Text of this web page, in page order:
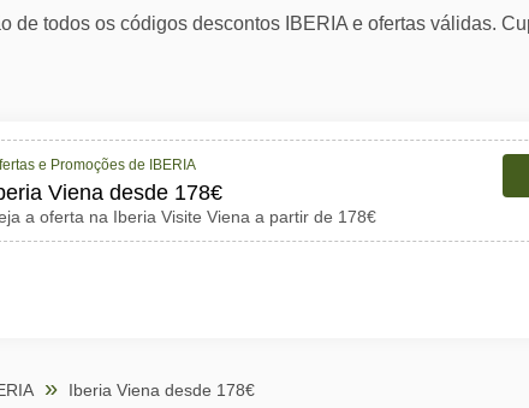
todos os códigos descontos IBERIA e ofertas válidas.
e Promoções de IBERIA
Viena desde 178€
a oferta na Iberia Visite Viena a partir de 178€
Iberia Viena desde 178€